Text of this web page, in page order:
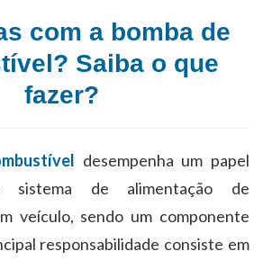
com a bomba de
Saiba o que
fazer?
desempenha um papel
sistema de alimentação de
veículo, sendo um componente
responsabilidade consiste em